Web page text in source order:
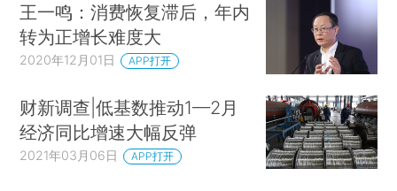
王一鸣：消费恢复滞后，年内
转为正增长难度大
2020年12月01日 APP打开
财新调查|低基数推动1—2月
经济同比增速大幅反弹
2021年03月06日 APP打开